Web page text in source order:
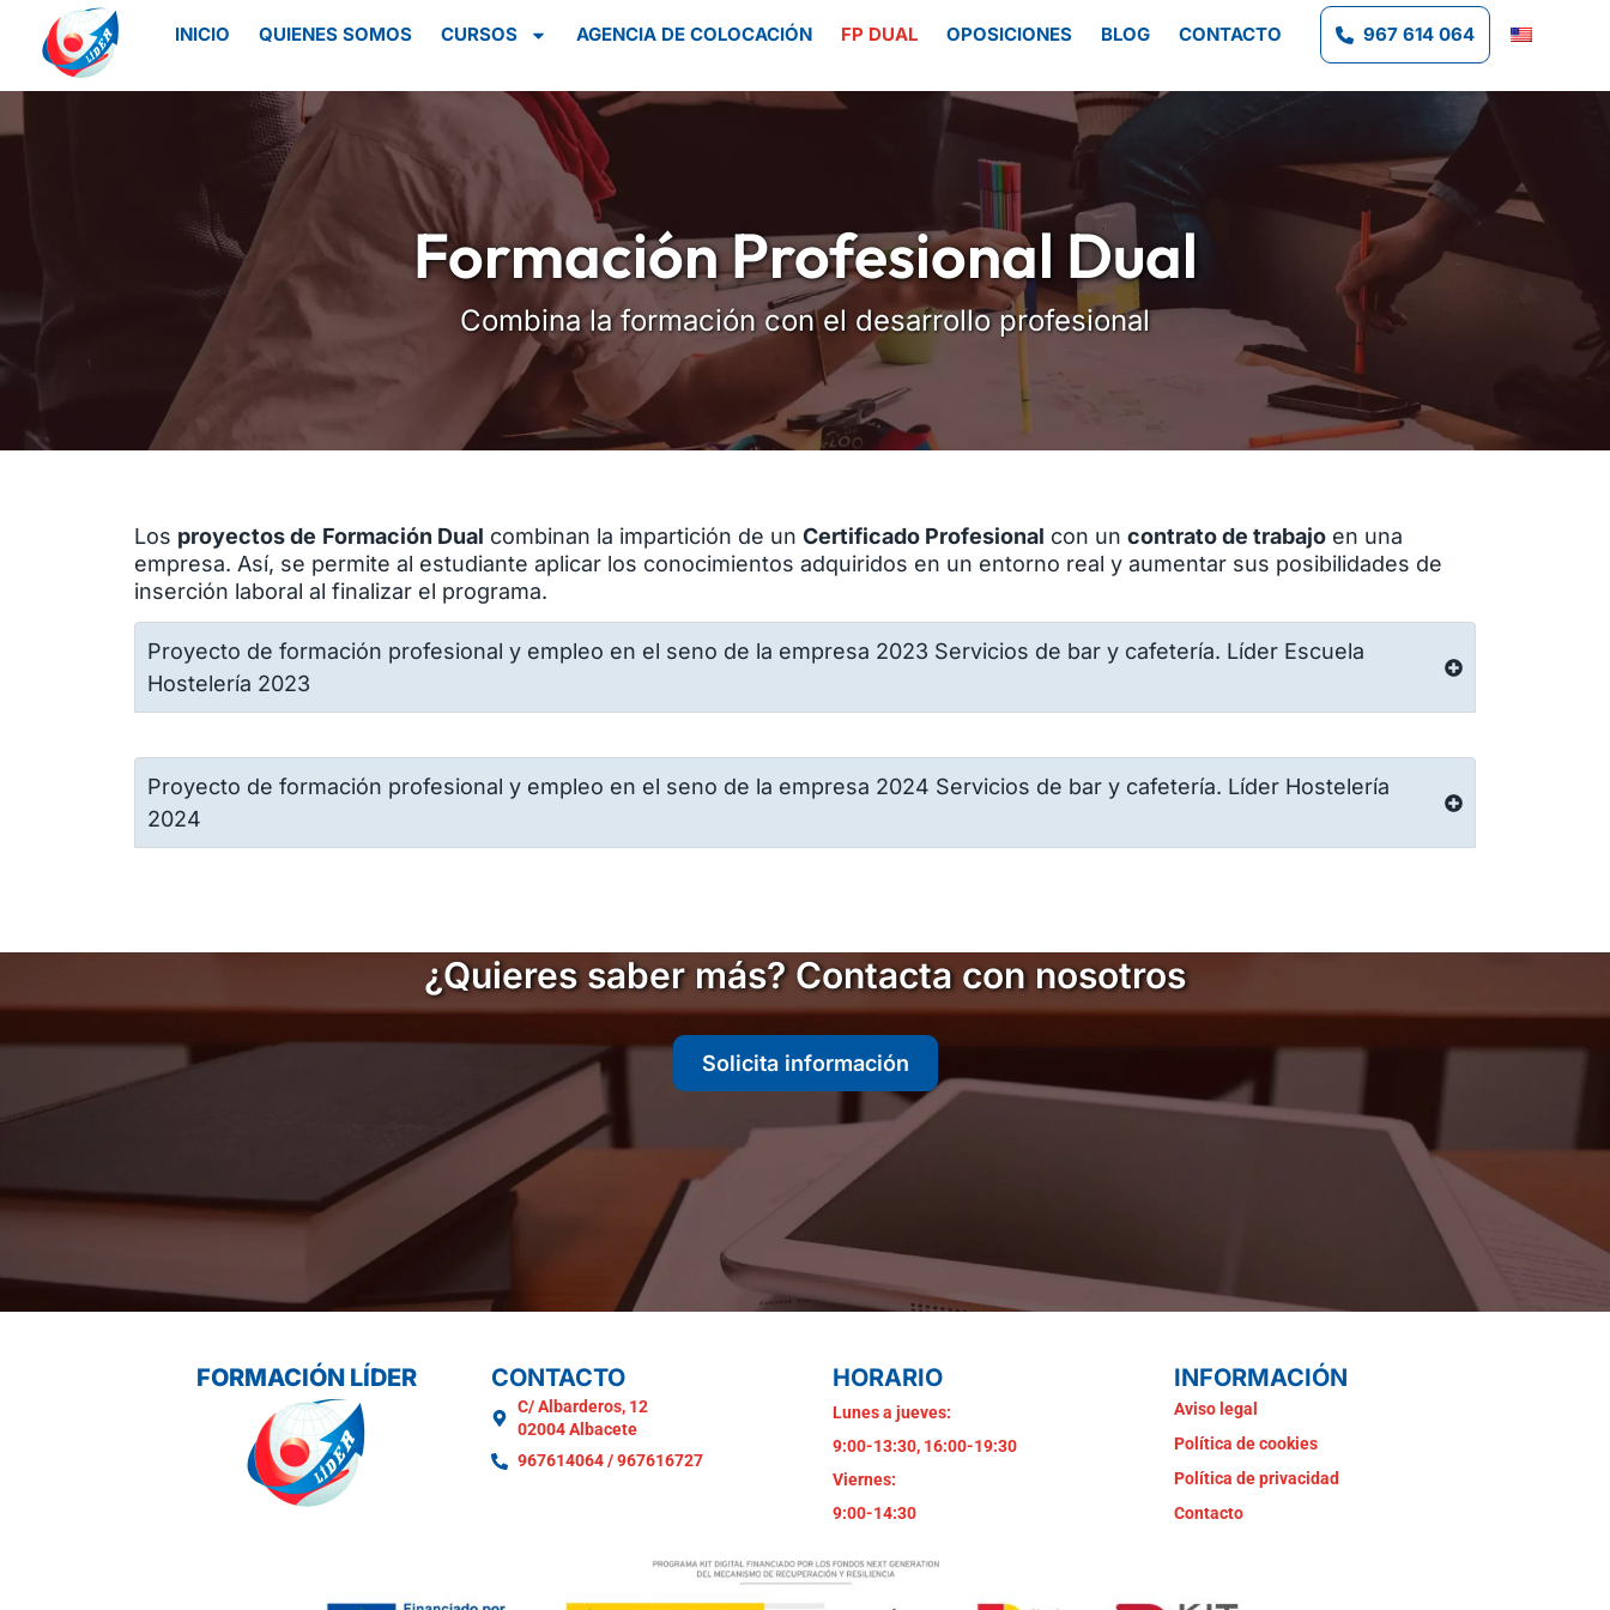
INICIO QUIENES SOMOS CURSOS AGENCIA DE COLOCACIÓN FP DUAL OPOSICIONES BLOG CONTACTO 967 614 064
Formación Profesional Dual
Combina la formación con el desarrollo profesional
Los proyectos de Formación Dual combinan la impartición de un Certificado Profesional con un contrato de trabajo en una
empresa. Así, se permite al estudiante aplicar los conocimientos adquiridos en un entorno real y aumentar sus posibilidades de
inserción laboral al finalizar el programa.
Proyecto de formación profesional y empleo en el seno de la empresa 2023 Servicios de bar y cafetería. Líder Escuela
Hostelería 2023
Proyecto de formación profesional y empleo en el seno de la empresa 2024 Servicios de bar y cafetería. Líder Hostelería
2024
¿Quieres saber más? Contacta con nosotros
Solicita información
FORMACIÓN LÍDER CONTACTO
C/ Albarderos, 12
02004 Albacete
967614064 / 967616727
HORARIO
Lunes a jueves:
9:00-13:30, 16:00-19:30
Viernes:
9:00-14:30
INFORMACIÓN
Aviso legal
Política de cookies
Política de privacidad
Contacto